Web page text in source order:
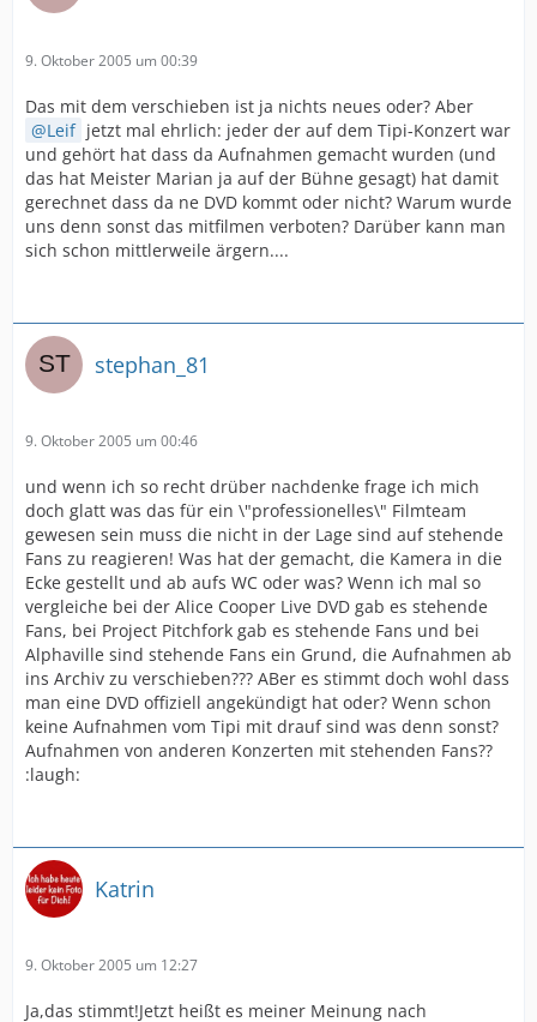
9. Oktober 2005 um 00:39
Das mit dem verschieben ist ja nichts neues oder? Aber
Leif jetzt mal ehrlich: jeder der auf dem Tipi-Konzert war
und gehört hat dass da Aufnahmen gemacht wurden (und
das hat Meister Marian ja auf der Bühne gesagt) hat damit
gerechnet dass da ne DVD kommt oder nicht? Warum wurde
uns denn sonst das mitfilmen verboten? Darüber kann man
sich schon mittlerweile ärgern....
stephan_81
9. Oktober 2005 um 00:46
und wenn ich so recht drüber nachdenke frage ich mich
doch glatt was das für ein \"professionelles\" Filmteam
gewesen sein muss die nicht in der Lage sind auf stehende
Fans zu reagieren! Was hat der gemacht, die Kamera in die
Ecke gestellt und ab aufs WC oder was? Wenn ich mal so
vergleiche bei der Alice Cooper Live DVD gab es stehende
Fans, bei Project Pitchfork gab es stehende Fans und bei
Alphaville sind stehende Fans ein Grund, die Aufnahmen ab
ins Archiv zu verschieben??? ABer es stimmt doch wohl dass
man eine DVD offiziell angekündigt hat oder? Wenn schon
keine Aufnahmen vom Tipi mit drauf sind was denn sonst?
Aufnahmen von anderen Konzerten mit stehenden Fans??
:laugh:
Katrin
9. Oktober 2005 um 12:27
Ja,das stimmt!Jetzt heißt es meiner Meinung nach